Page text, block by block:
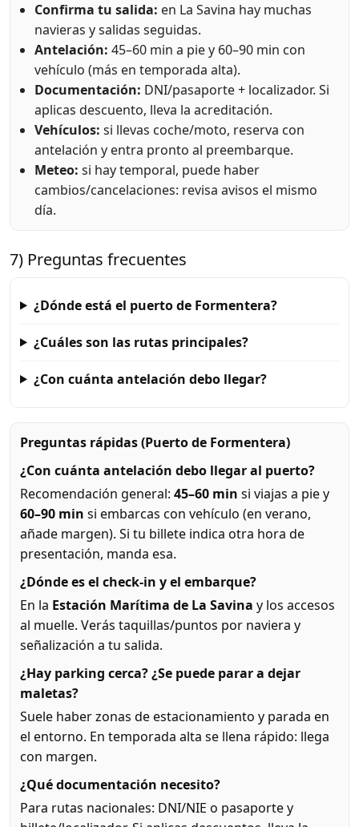
Confirma tu salida: en La Savina hay muchas
navieras y salidas seguidas.
Antelación: 45–60 min a pie y 60–90 min con
vehículo (más en temporada alta).
Documentación: DNI/pasaporte + localizador. Si
aplicas descuento, lleva la acreditación.
Vehículos: si llevas coche/moto, reserva con
antelación y entra pronto al preembarque.
Meteo: si hay temporal, puede haber
cambios/cancelaciones: revisa avisos el mismo
día.
7) Preguntas frecuentes
¿Dónde está el puerto de Formentera?
¿Cuáles son las rutas principales?
¿Con cuánta antelación debo llegar?
Preguntas rápidas (Puerto de Formentera)
¿Con cuánta antelación debo llegar al puerto?
Recomendación general: 45–60 min si viajas a pie y
60–90 min si embarcas con vehículo (en verano,
añade margen). Si tu billete indica otra hora de
presentación, manda esa.
¿Dónde es el check-in y el embarque?
En la Estación Marítima de La Savina y los accesos
al muelle. Verás taquillas/puntos por naviera y
señalización a tu salida.
¿Hay parking cerca? ¿Se puede parar a dejar
maletas?
Suele haber zonas de estacionamiento y parada en
el entorno. En temporada alta se llena rápido: llega
con margen.
¿Qué documentación necesito?
Para rutas nacionales: DNI/NIE o pasaporte y